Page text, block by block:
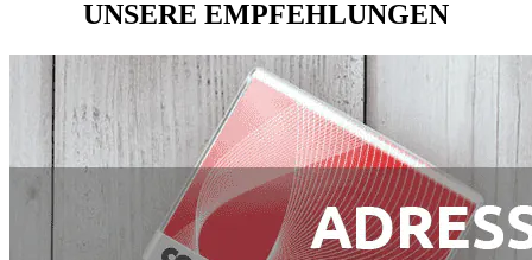
UNSERE EMPFEHLUNGEN